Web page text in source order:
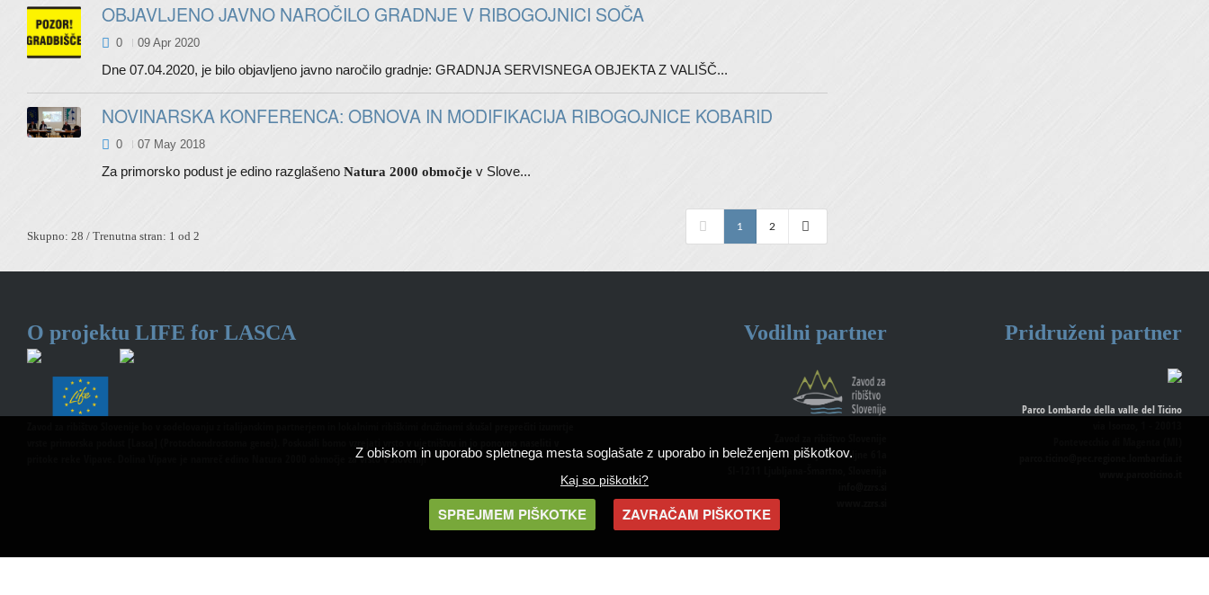
OBJAVLJENO JAVNO NAROČILO GRADNJE V RIBOGOJNICI SOČA
0 09 Apr 2020
Dne 07.04.2020, je bilo objavljeno javno naročilo gradnje: GRADNJA SERVISNEGA OBJEKTA Z VALIŠČ...
NOVINARSKA KONFERENCA: OBNOVA IN MODIFIKACIJA RIBOGOJNICE KOBARID
0 07 May 2018
Za primorsko podust je edino razglašeno Natura 2000 območjev Slove...
Skupno: 28 / Trenutna stran: 1 od 2
1 2
O projektu LIFE for LASCA
pritoke reke Vipave. Dolina Vipave je namreč edino Natura 2000 območje za vrsto v Sloveniji
Vodilni partner
Spodnje Gameljne 61a
Pridruženi partner
Parco Lombardo della valle del Ticino
Z obiskom in uporabo spletnega mesta soglašate z uporabo in beleženjem piškotkov.
Kaj so piškotki?
SPREJMEM PIŠKOTKE ZAVRAČAM PIŠKOTKE